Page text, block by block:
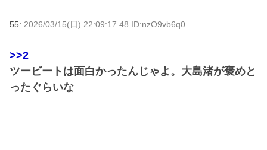
55: 2026/03/15(日) 22:09:17.48 ID:nzO9vb6q0
>>2
ツービートは面白かったんじゃよ。大島渚が褒めと
ったぐらいな